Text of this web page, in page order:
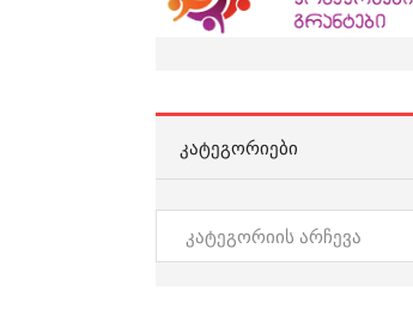
ᲙᲐᲢᲔᲒᲝᲠᲘᲔᲑᲘ
კატეგორიები